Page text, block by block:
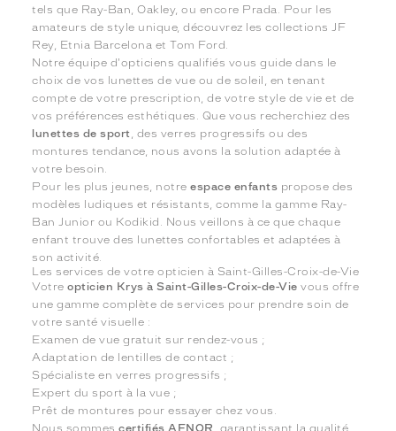
tels que Ray-Ban, Oakley, ou encore Prada. Pour les
amateurs de style unique, découvrez les collections JF
Rey, Etnia Barcelona et Tom Ford.
Notre équipe d'opticiens qualifiés vous guide dans le
choix de vos lunettes de vue ou de soleil, en tenant
compte de votre prescription, de votre style de vie et de
vos préférences esthétiques. Que vous recherchiez des
lunettes de sport, des verres progressifs ou des
montures tendance, nous avons la solution adaptée à
votre besoin.
Pour les plus jeunes, notreespace enfants propose des
modèles ludiques et résistants, comme la gamme Ray-
Ban Junior ou Kodikid. Nous veillons à ce que chaque
enfant trouve des lunettes confortables et adaptées à
son activité.
Les services de votre opticien à Saint-Gilles-Croix-de-Vie
Votreopticien Krys à Saint-Gilles-Croix-de-Vie vous offre
une gamme complète de services pour prendre soin de
votre santé visuelle :
Examen de vue gratuit sur rendez-vous ;
Adaptation de lentilles de contact ;
Spécialiste en verres progressifs ;
Expert du sport à la vue ;
Prêt de montures pour essayer chez vous.
Nous sommescertifiés AFNOR , garantissant la qualité